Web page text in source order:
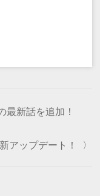
最新話を追加！
アップデート！ 〉